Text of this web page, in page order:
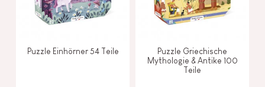
Puzzle Einhörner 54 Teile
Puzzle Griechische
Mythologie & Antike 100
Teile